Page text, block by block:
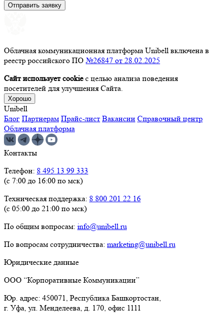
Отправить заявку
Облачная коммуникационная платформа Unibell включена в
реестр российского ПО №26847 от 28.02.2025
Сайт использует cookieс целью анализа поведения
посетителей для улучшения Сайта.
Хорошо
Unibell
Блог Партнерам Прайс-лист Вакансии Справочный центр
Облачная платформа
Контакты
Телефон: 8 495 13 99 333
(с 7:00 до 16:00 по мск)
Техническая поддержка: 8 800 201 22 16
(с 05:00 до 21:00 по мск)
По общим вопросам: info@unibell.ru
По вопросам сотрудничества: marketing@unibell.ru
Юридические данные
ООО “Корпоративные Коммуникации”
Юр. адрес: 450071, Республика Башкортостан,
г. Уфа, ул. Менделеева, д. 170, офис 1111